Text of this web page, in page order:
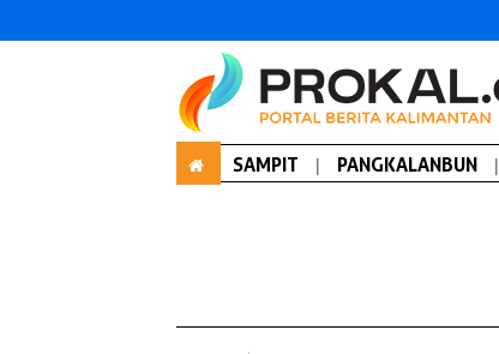
SAMPIT | PANGKALANBUN |